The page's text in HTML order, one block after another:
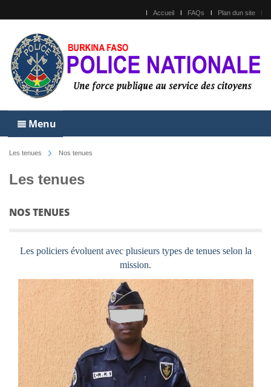
Accueil FAQs Plan dun site
Menu
Les tenues Nos tenues
Les tenues
NOS TENUES
Les policiers évoluent avec plusieurs types de tenues selon la
mission.